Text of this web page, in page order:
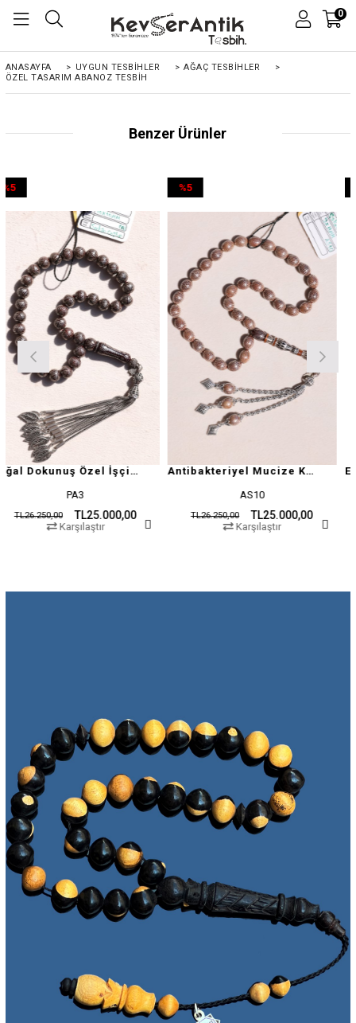
0
ANASAYFA > UYGUN TESBİHLER > AĞAÇ TESBİHLER
>
ÖZEL TASARIM ABANOZ TESBIH
Benzer Ürünler
Doğal Dokunuş Özel İşçilikli Kuka
TL25.000,00
Karşılaştır
Antibakteriyel Mucize Kuka Tesbih
TL25.000,00
%5İndirim
Karşılaştır
%5İndirim